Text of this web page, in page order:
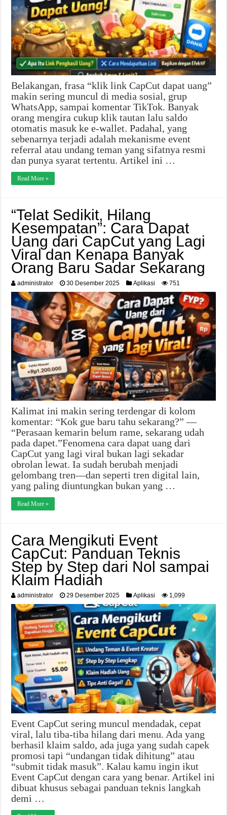
Belakangan, frasa “klik link CapCut dapat uang”
makin sering muncul di media sosial, grup
WhatsApp, sampai komentar TikTok. Banyak
orang mengira cukup klik tautan lalu saldo
otomatis masuk ke e-wallet. Padahal, yang
sebenarnya terjadi adalah mekanisme event
referral atau undang teman yang sifatnya resmi
dan punya syarat tertentu. Artikel ini …
Read More »
“Telat Sedikit, Hilang
Kesempatan”: Cara Dapat
Uang dari CapCut yang Lagi
Viral dan Kenapa Banyak
Orang Baru Sadar Sekarang
administrator 30 Desember 2025 Aplikasi 751
Kalimat ini makin sering terdengar di kolom
komentar: “Kok gue baru tahu sekarang?” —
“Perasaan kemarin belum rame, sekarang udah
pada dapet.”Fenomena cara dapat uang dari
CapCut yang lagi viral bukan lagi sekadar
obrolan lewat. Ia sudah berubah menjadi
gelombang tren—dan seperti tren digital lain,
yang paling diuntungkan bukan yang …
Read More »
Cara Mengikuti Event
CapCut: Panduan Teknis
Step by Step dari Nol sampai
Klaim Hadiah
administrator 29 Desember 2025 Aplikasi 1,099
Event CapCut sering muncul mendadak, cepat
viral, lalu tiba-tiba hilang dari menu. Ada yang
berhasil klaim saldo, ada juga yang sudah capek
promosi tapi “undangan tidak dihitung” atau
“submit tidak masuk”. Kalau kamu ingin ikut
Event CapCut dengan cara yang benar. Artikel ini
dibuat khusus sebagai panduan teknis langkah
demi …